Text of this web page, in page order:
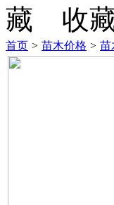
收
首页 > 苗木价格 > 苗